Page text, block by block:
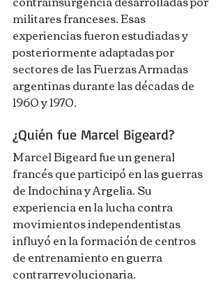
militares franceses. Esas
experiencias fueron estudiadas y
posteriormente adaptadas por
sectores de las Fuerzas Armadas
argentinas durante las décadas de
1960 y 1970.
¿Quién fue Marcel Bigeard?
Marcel Bigeard fue un general
francés que participó en las guerras
de Indochina y Argelia. Su
experiencia en la lucha contra
movimientos independentistas
influyó en la formación de centros
de entrenamiento en guerra
contrarrevolucionaria.